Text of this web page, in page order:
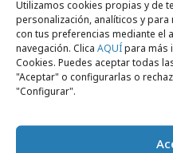
Utilizamos cookies propias y de
personalización, analíticos y
con tus preferencias mediante el
navegación. Clica AQUÍpara más
Cookies. Puedes aceptar todas
"Aceptar" o configurarlas o
"Configurar".
TBWA en España
Campañas